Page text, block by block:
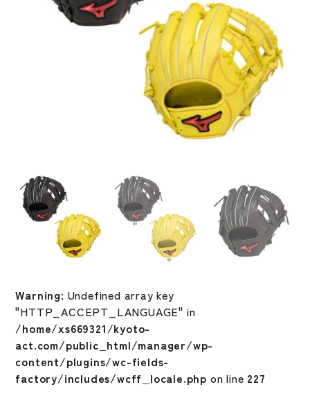
Warning: Undefined array key
"HTTP_ACCEPT_LANGUAGE" in
/home/xs669321/kyoto-
act.com/public_html/manager/wp-
content/plugins/wc-fields-
factory/includes/wcff_locale.php on line 227